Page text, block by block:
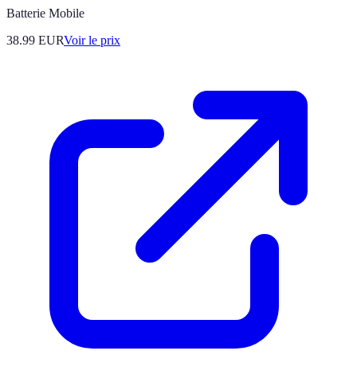
Batterie Mobile
38.99 EURVoir le prix